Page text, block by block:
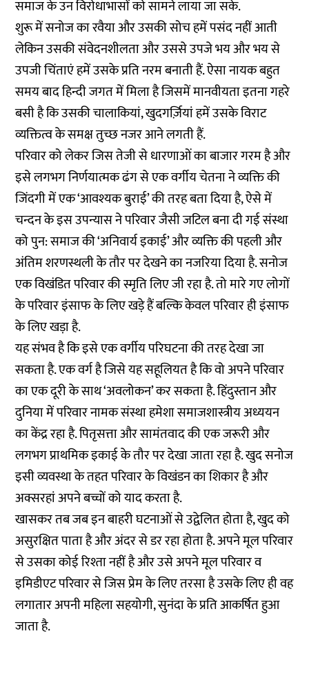
समाज के उन विरोधाभासों को सामने लाया जा सके.
शुरू में सनोज का रवैया और उसकी सोच हमें पसंद नहीं आती
लेकिन उसकी संवेदनशीलता और उससे उपजे भय और भय से
उपजी चिंताएं हमें उसके प्रति नरम बनाती हैं. ऐसा नायक बहुत
समय बाद हिन्दी जगत में मिला है जिसमें मानवीयता इतना गहरे
बसी है कि उसकी चालाकियां, खुदगर्ज़ियां हमें उसके विराट
व्यक्तित्व के समक्ष तुच्छ नजर आने लगती हैं.
परिवार को लेकर जिस तेजी से धारणाओं का बाजार गरम है और
इसे लगभग निर्णयात्मक ढंग से एक वर्गीय चेतना ने व्यक्ति की
जिंदगी में एक ‘आवश्यक बुराई’ की तरह बता दिया है, ऐसे में
चन्दन के इस उपन्यास ने परिवार जैसी जटिल बना दी गई संस्था
को पुन: समाज की ‘अनिवार्य इकाई’ और व्यक्ति की पहली और
अंतिम शरणस्थली के तौर पर देखने का नजरिया दिया है. सनोज
एक विखंडित परिवार की स्मृति लिए जी रहा है. तो मारे गए लोगों
के परिवार इंसाफ के लिए खड़े हैं बल्कि केवल परिवार ही इंसाफ
के लिए खड़ा है.
यह संभव है कि इसे एक वर्गीय परिघटना की तरह देखा जा
सकता है. एक वर्ग है जिसे यह सहूलियत है कि वो अपने परिवार
का एक दूरी के साथ ‘अवलोकन’ कर सकता है. हिंदुस्तान और
दुनिया में परिवार नामक संस्था हमेशा समाजशास्त्रीय अध्ययन
का केंद्र रहा है. पितृसत्ता और सामंतवाद की एक जरूरी और
लगभग प्राथमिक इकाई के तौर पर देखा जाता रहा है. खुद सनोज
इसी व्यवस्था के तहत परिवार के विखंडन का शिकार है और
अक्सरहां अपने बच्चों को याद करता है.
खासकर तब जब इन बाहरी घटनाओं से उद्वेलित होता है, खुद को
असुरक्षित पाता है और अंदर से डर रहा होता है. अपने मूल परिवार
से उसका कोई रिश्ता नहीं है और उसे अपने मूल परिवार व
इमिडीएट परिवार से जिस प्रेम के लिए तरसा है उसके लिए ही वह
लगातार अपनी महिला सहयोगी, सुनंदा के प्रति आकर्षित हुआ
जाता है.